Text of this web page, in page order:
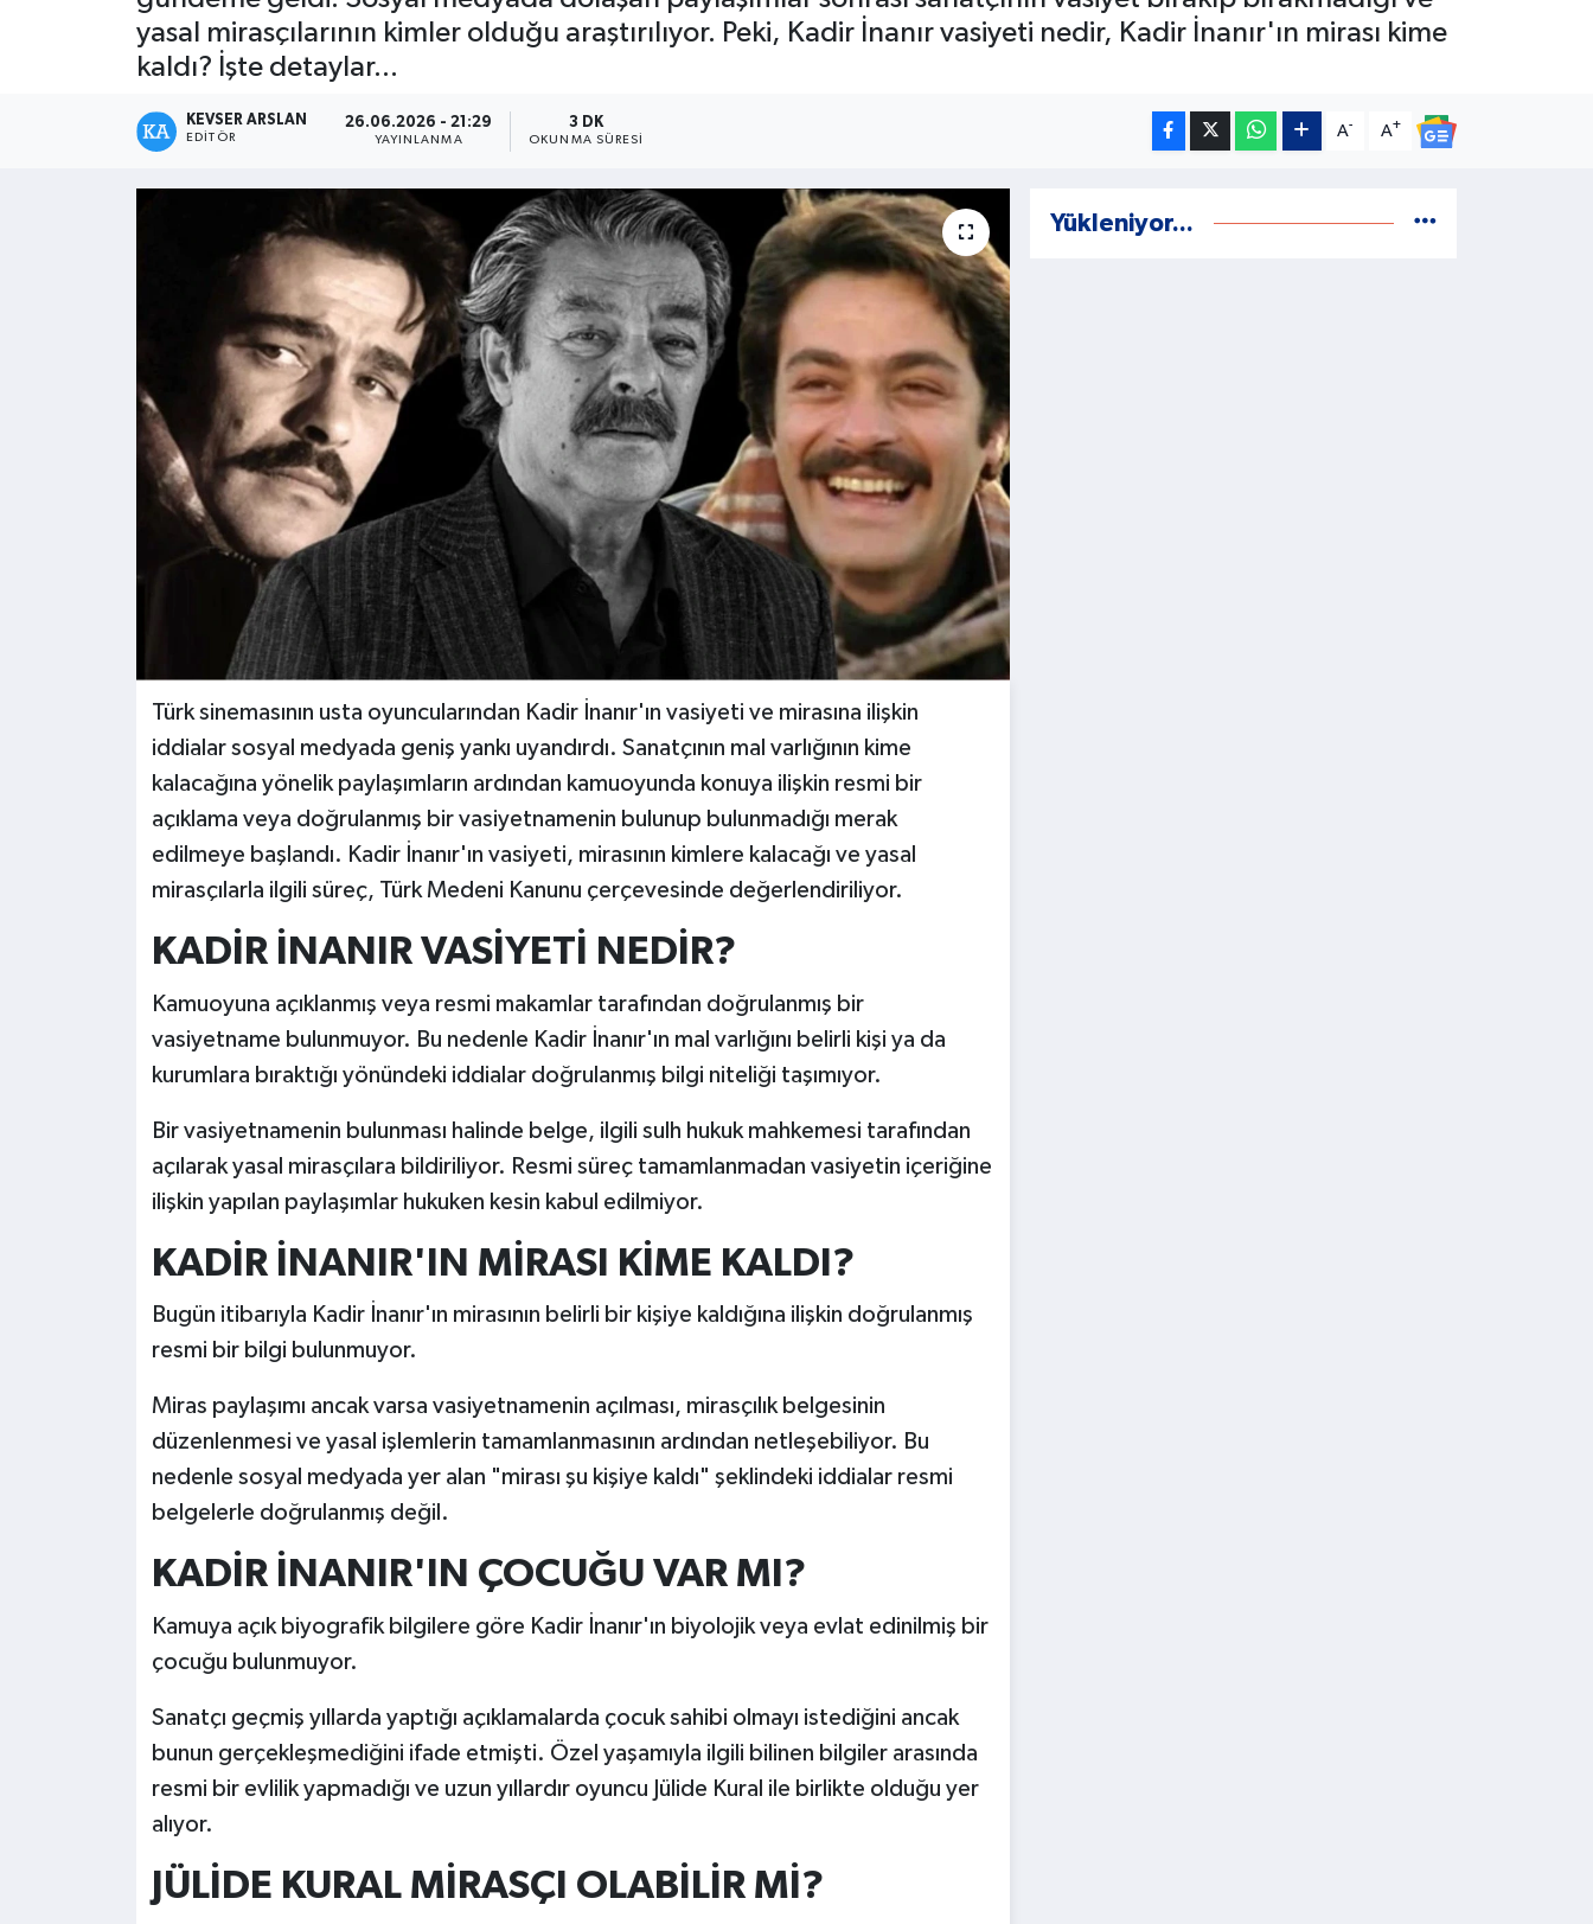
yasal mirasçılarının kimler olduğu araştırılıyor. Peki, Kadir İnanır vasiyeti nedir, Kadir İnanır'ın mirası kime
kaldı? İşte detaylar...
KEVSER ARSLAN
EDITÖR
26.06.2026 - 21:29
YAYINLANMA
3 DK
OKUNMA SÜRESI
A- A+
Türk sinemasının usta oyuncularından Kadir İnanır'ın vasiyeti ve mirasına ilişkin
iddialar sosyal medyada geniş yankı uyandırdı. Sanatçının mal varlığının kime
kalacağına yönelik paylaşımların ardından kamuoyunda konuya ilişkin resmi bir
açıklama veya doğrulanmış bir vasiyetnamenin bulunup bulunmadığı merak
edilmeye başlandı. Kadir İnanır'ın vasiyeti, mirasının kimlere kalacağı ve yasal
mirasçılarla ilgili süreç, Türk Medeni Kanunu çerçevesinde değerlendiriliyor.
KADİR İNANIR VASİYETİ NEDİR?
Kamuoyuna açıklanmış veya resmi makamlar tarafından doğrulanmış bir
vasiyetname bulunmuyor. Bu nedenle Kadir İnanır'ın mal varlığını belirli kişi ya da
kurumlara bıraktığı yönündeki iddialar doğrulanmış bilgi niteliği taşımıyor.
Bir vasiyetnamenin bulunması halinde belge, ilgili sulh hukuk mahkemesi tarafından
açılarak yasal mirasçılara bildiriliyor. Resmi süreç tamamlanmadan vasiyetin içeriğine
ilişkin yapılan paylaşımlar hukuken kesin kabul edilmiyor.
KADİR İNANIR'IN MİRASI KİME KALDI?
Bugün itibarıyla Kadir İnanır'ın mirasının belirli bir kişiye kaldığına ilişkin doğrulanmış
resmi bir bilgi bulunmuyor.
Miras paylaşımı ancak varsa vasiyetnamenin açılması, mirasçılık belgesinin
düzenlenmesi ve yasal işlemlerin tamamlanmasının ardından netleşebiliyor. Bu
nedenle sosyal medyada yer alan "mirası şu kişiye kaldı" şeklindeki iddialar resmi
belgelerle doğrulanmış değil.
KADİR İNANIR'IN ÇOCUĞU VAR MI?
Kamuya açık biyografik bilgilere göre Kadir İnanır'ın biyolojik veya evlat edinilmiş bir
çocuğu bulunmuyor.
Sanatçı geçmiş yıllarda yaptığı açıklamalarda çocuk sahibi olmayı istediğini ancak
bunun gerçekleşmediğini ifade etmişti. Özel yaşamıyla ilgili bilinen bilgiler arasında
resmi bir evlilik yapmadığı ve uzun yıllardır oyuncu Jülide Kural ile birlikte olduğu yer
alıyor.
JÜLİDE KURAL MİRASÇI OLABİLİR Mİ?
Yükleniyor...
Kültür - Sanat